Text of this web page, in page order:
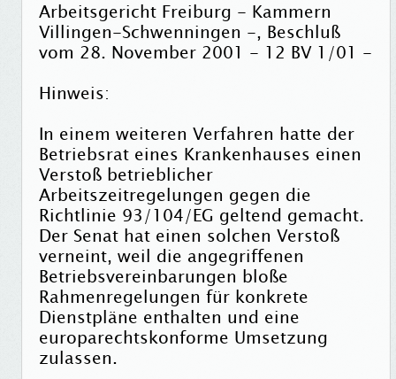
Arbeitsgericht Freiburg - Kammern
Villingen-Schwenningen -, Beschluß
vom 28. November 2001 - 12 BV 1/01 -
Hinweis:
In einem weiteren Verfahren hatte der
Betriebsrat eines Krankenhauses einen
Verstoß betrieblicher
Arbeitszeitregelungen gegen die
Richtlinie 93/104/EG geltend gemacht.
Der Senat hat einen solchen Verstoß
verneint, weil die angegriffenen
Betriebsvereinbarungen bloße
Rahmenregelungen für konkrete
Dienstpläne enthalten und eine
europarechtskonforme Umsetzung
zulassen.